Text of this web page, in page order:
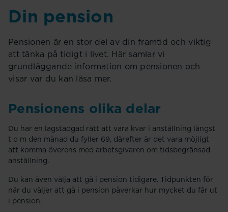
Din pension
Pensionen är en stor del av din framtid och viktig
att tänka på tidigt i livet. Här samlar vi
grundläggande information om pensionen och
visar var du kan läsa mer.
Pensionens olika delar
Du har en lagstadgad rätt att vara kvar i anställning längst
t o m den månad du fyller 69, därefter är det vara möjligt
att komma överens med arbetsgivaren om tidsbegränsad
anställning.
Du kan även välja att gå i pension tidigare. Tidpunkten för
när du väljer att gå i pension påverkar hur mycket du får ut
i pension.